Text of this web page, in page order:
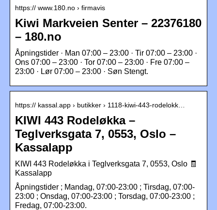
https:// www.180.no › firmavis
Kiwi Markveien Senter – 22376180
– 180.no
Åpningstider · Man 07:00 – 23:00 · Tir 07:00 – 23:00 ·
Ons 07:00 – 23:00 · Tor 07:00 – 23:00 · Fre 07:00 –
23:00 · Lør 07:00 – 23:00 · Søn Stengt.
https:// kassal.app › butikker › 1118-kiwi-443-rodelokk…
KIWI 443 Rodeløkka –
Teglverksgata 7, 0553, Oslo –
Kassalapp
KIWI 443 Rodeløkka i Teglverksgata 7, 0553, Oslo 🧾
Kassalapp
Åpningstider ; Mandag, 07:00-23:00 ; Tirsdag, 07:00-
23:00 ; Onsdag, 07:00-23:00 ; Torsdag, 07:00-23:00 ;
Fredag, 07:00-23:00.